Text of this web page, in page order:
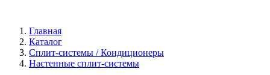
Главная
Каталог
Сплит-системы / Кондиционеры
Настенные сплит-системы